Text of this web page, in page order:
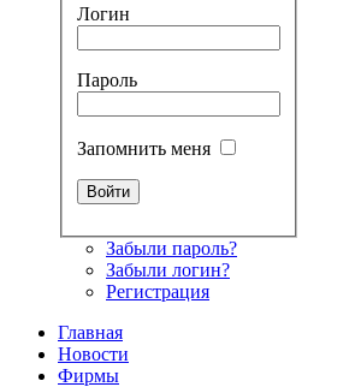
Логин
Пароль
Запомнить меня
Забыли пароль?
Забыли логин?
Регистрация
Главная
Новости
Фирмы